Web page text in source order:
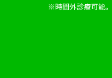
※時間外診療可能